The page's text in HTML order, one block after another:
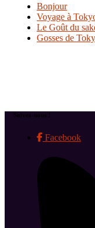
Bonjour
Voyage à
Le Goût du
Gosses de
Suivez-nous !
Facebook